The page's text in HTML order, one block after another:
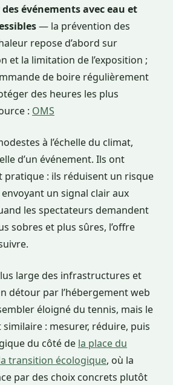
événements avec eau et
— la prévention des
repose d’abord sur
et la limitation de l’exposition ;
de boire régulièrement
des heures les plus
: OMS
à l’échelle du climat,
d’un événement. Ils ont
: ils réduisent un risque
un signal clair aux
les spectateurs demandent
sobres et plus sûres, l’offre
large des infrastructures et
détour par l’hébergement web
éloigné du tennis, mais le
: mesurer, réduire, puis
du côté de la place du
transition écologique, où la
par des choix concrets plutôt